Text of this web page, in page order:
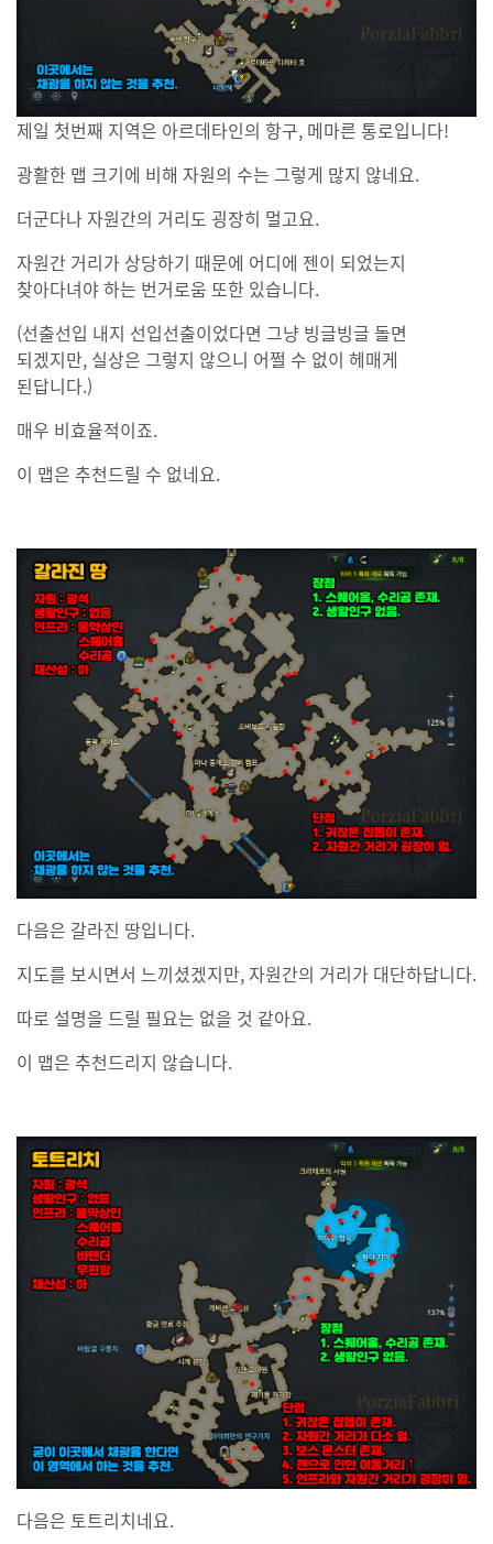
제일 첫번째 지역은 아르데타인의 항구, 메마른 통로입니다!
광활한 맵 크기에 비해 자원의 수는 그렇게 많지 않네요.
더군다나 자원간의 거리도 굉장히 멀고요.
자원간 거리가 상당하기 때문에 어디에 젠이 되었는지
찾아다녀야 하는 번거로움 또한 있습니다.
(선출선입 내지 선입선출이었다면 그냥 빙글빙글 돌면
되겠지만, 실상은 그렇지 않으니 어쩔 수 없이 헤매게
된답니다.)
매우 비효율적이죠.
이 맵은 추천드릴 수 없네요.
다음은 갈라진 땅입니다.
지도를 보시면서 느끼셨겠지만, 자원간의 거리가 대단하답니다.
따로 설명을 드릴 필요는 없을 것 같아요.
이 맵은 추천드리지 않습니다.
다음은 토트리치네요.